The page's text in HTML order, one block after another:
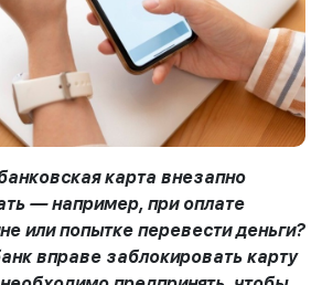
карта внезапно
— например, при оплате
или попытке перевести деньги?
вправе заблокировать карту